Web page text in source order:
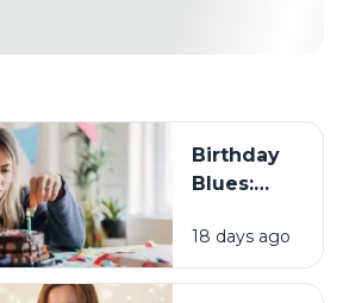
Birthday
Blues:
Sebagian
Orang
18 days ago